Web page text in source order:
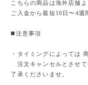
こちらの商品は海外店舗
ご入金から最短10日〜4週
◼️注意事項
・タイミングによっては
注文キャンセルとさせて
了承くださいませ。